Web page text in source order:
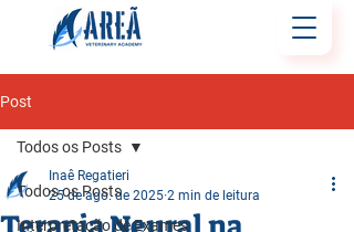
Post
Todos os Posts
Interpretação de Exames
Todos os Posts
Inaê Regatieri
25 de ago. de 2025 2 min de leitura